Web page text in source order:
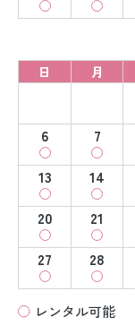
日 月
6
7
13
14
20
21
27
28
レンタル可能